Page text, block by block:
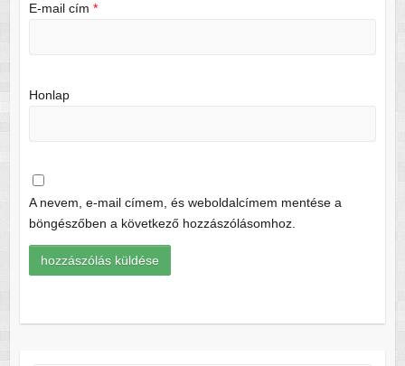
E-mail cím *
Honlap
A nevem, e-mail címem, és weboldalcímem mentése a
böngészőben a következő hozzászólásomhoz.